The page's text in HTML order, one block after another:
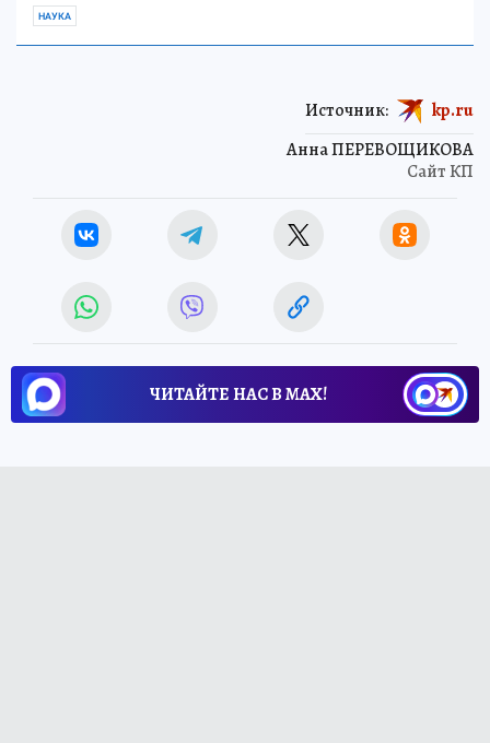
НАУКА
Анна ПЕРЕВОЩИКОВА
Сайт КП
Источник: kp.ru
ЧИТАЙТЕ НАС В МАХ!